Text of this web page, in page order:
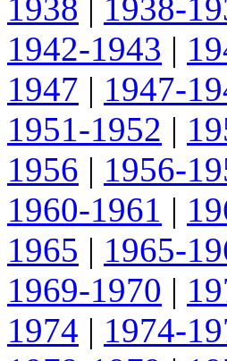
1938 | 1938-
1942-1943 |
1947 | 1947-
1951-1952 |
1956 | 1956-
1960-1961 |
1965 | 1965-
1969-1970 |
1974 | 1974-